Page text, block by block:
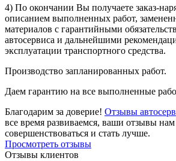
4) По окончании Вы получаете заказ-
описанием выполненных работ,
материалов с гарантийными
автосервиса и дальнейшими
эксплуатации транспортного средства.
Производство запланированных работ.
Даем гарантию на все выполненные
Благодарим за доверие! Отзывы
все время развиваемся, ваши отзывы
совершенствоваться и стать лучше.
Просмотреть отзывы
Отзывы клиентов